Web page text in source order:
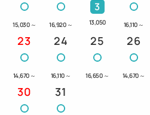
素材と表現にこだわったハ
しかないものをセレクトした
・セキュリティーエントランス
23～6時の間はセキュリテ
キーが必要となります。
到着が23時以降になる場合
願いいたします。
15,030 ～ 16,920 ～
3
13,050 16,110 ～
23
14,670 ～
24
16,110 ～
25
16,650 ～
26
14,670 ～
30 31